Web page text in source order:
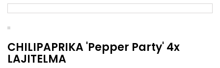
CHILIPAPRIKA 'Pepper Party' 4x
LAJITELMA